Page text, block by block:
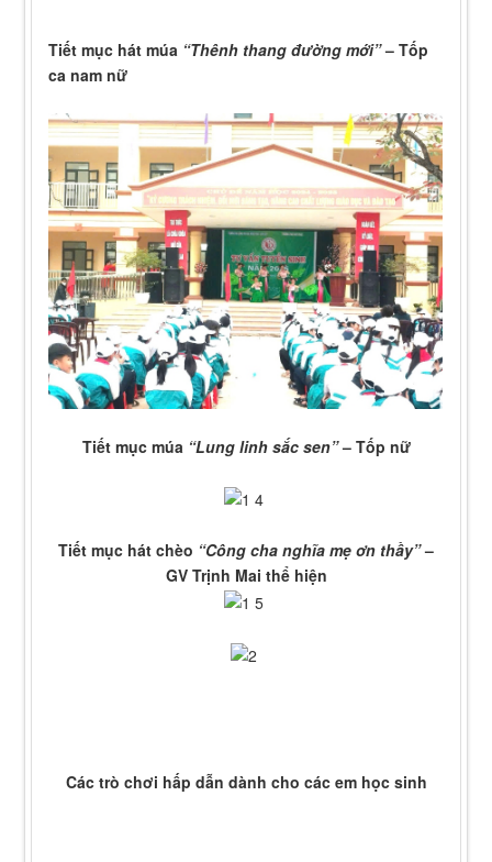
Tiết mục hát múa “Thênh thang đường mới”– Tốp
ca nam nữ
Tiết mục múa “Lung linh sắc sen”– Tốp nữ
Tiết mục hát chèo “Công cha nghĩa mẹ ơn thầy”–
GV Trịnh Mai thể hiện
Các trò chơi hấp dẫn dành cho các em học sinh